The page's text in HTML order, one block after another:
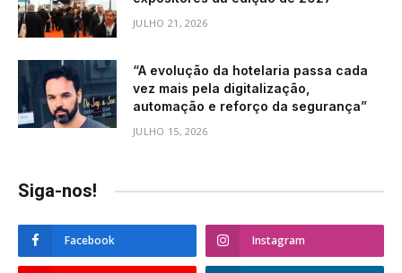
JULHO 21, 2026
“A evolução da hotelaria passa cada
vez mais pela digitalização,
automação e reforço da segurança”
JULHO 15, 2026
Siga-nos!
Facebook Instagram